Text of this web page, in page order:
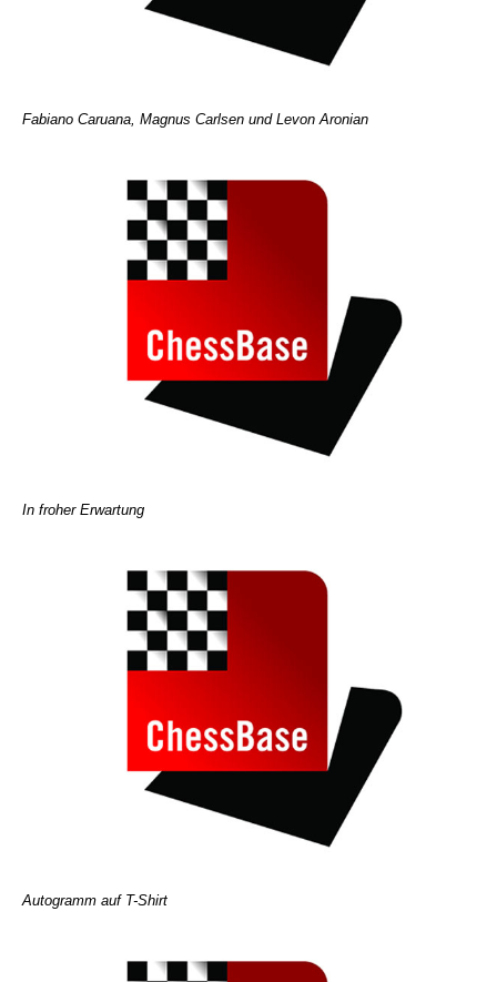
Fabiano Caruana, Magnus Carlsen und Levon Aronian
In froher Erwartung
Autogramm auf T-Shirt